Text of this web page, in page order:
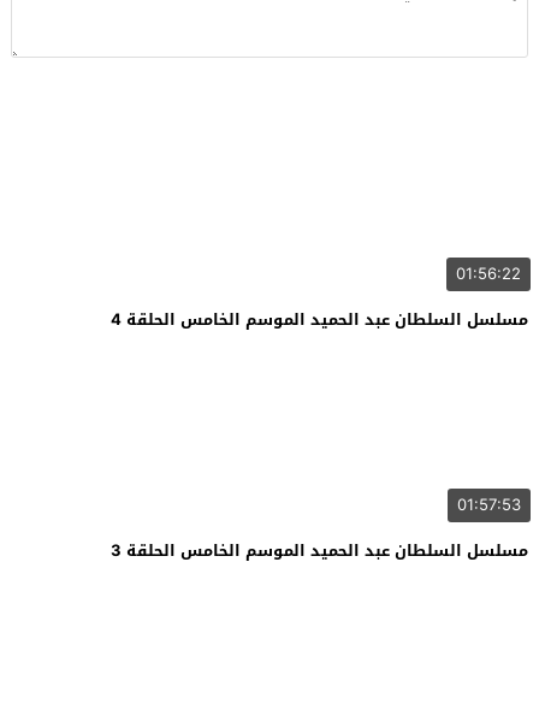
01:56:22
مسلسل السلطان عبد الحميد الموسم الخامس الحلقة 4
01:57:53
مسلسل السلطان عبد الحميد الموسم الخامس الحلقة 3